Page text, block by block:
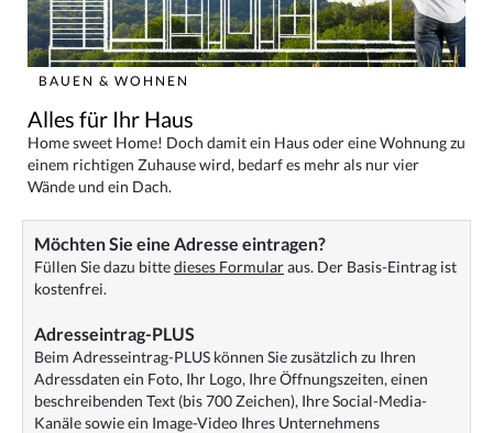
BAUEN & WOHNEN
Alles für Ihr Haus
Home sweet Home! Doch damit ein Haus oder eine Wohnung zu
einem richtigen Zuhause wird, bedarf es mehr als nur vier
Wände und ein Dach.
Möchten Sie eine Adresse eintragen?
Füllen Sie dazu bittedieses Formularaus. Der Basis-Eintrag ist
kostenfrei.
Adresseintrag-PLUS
Beim Adresseintrag-PLUS können Sie zusätzlich zu Ihren
Adressdaten ein Foto, Ihr Logo, Ihre Öffnungszeiten, einen
beschreibenden Text (bis 700 Zeichen), Ihre Social-Media-
Kanäle sowie ein Image-Video Ihres Unternehmens